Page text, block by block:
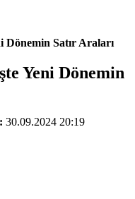
Dönemin Satır Araları
Yeni Dönemin
30.09.2024 20:19